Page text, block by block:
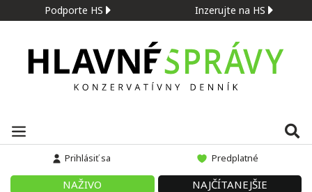
Podporte HS Inzerujte na HS
Prihlásiť sa Predplatné
NAŽIVO
NAJČÍTANEJŠIE